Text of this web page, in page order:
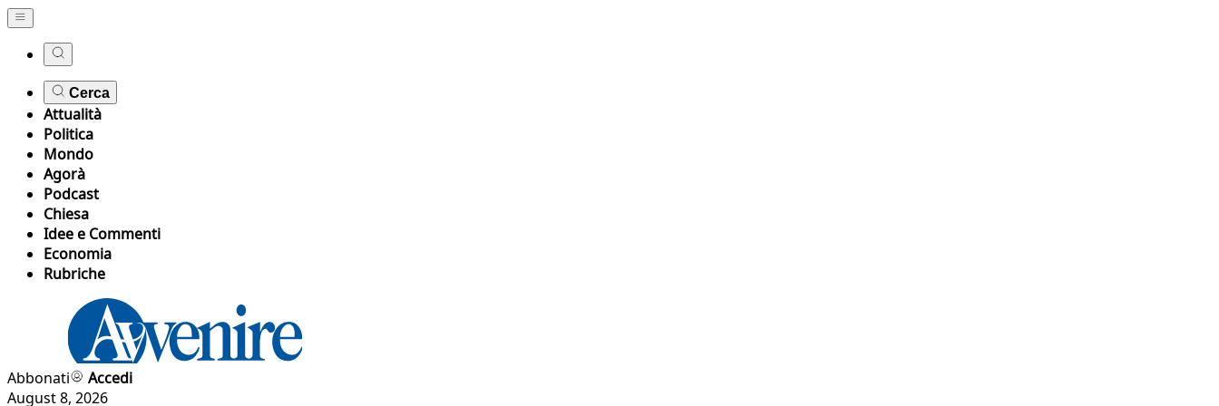
Cerca
Attualità
Politica
Mondo
Agorà
Podcast
Chiesa
Idee e Commenti
Economia
Rubriche
Abbonati
Accedi
August 8, 2026